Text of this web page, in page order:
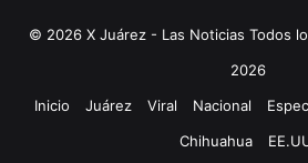
© 2026 X Juárez - Las Noticias Todos
2026
Inicio
Juárez Viral Nacional
Chihuahua